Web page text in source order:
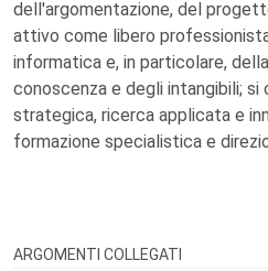
dell'argomentazione, del
attivo come libero
informatica e, in particolare,
conoscenza e degli intangibili; si
strategica, ricerca applicata e
formazione specialistica e
ARGOMENTI COLLEGATI